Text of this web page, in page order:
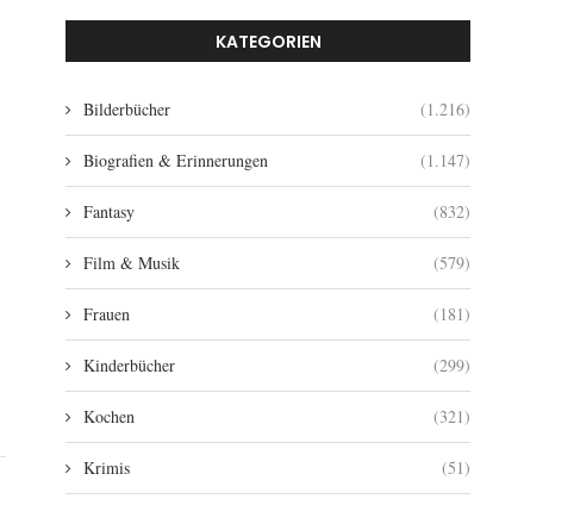
KATEGORIEN
Bilderbücher (1.216)
Biografien & Erinnerungen (1.147)
Fantasy (832)
Film & Musik (579)
Frauen (181)
Kinderbücher (299)
Kochen (321)
Krimis (51)